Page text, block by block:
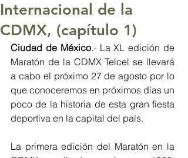
Internacional de la
CDMX, (capítulo 1)
Ciudad de México.- La XL edición de
Maratón de la CDMX Telcel se llevará
a cabo el próximo 27 de agosto por lo
que conoceremos en próximos días un
poco de la historia de esta gran fiesta
deportiva en la capital del país.
La primera edición del Maratón en la